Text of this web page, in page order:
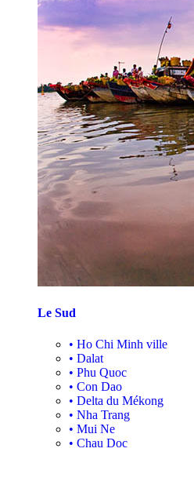
Le Sud
• Ho Chi Minh ville
• Dalat
• Phu Quoc
• Con Dao
• Delta du Mékong
• Nha Trang
• Mui Ne
• Chau Doc